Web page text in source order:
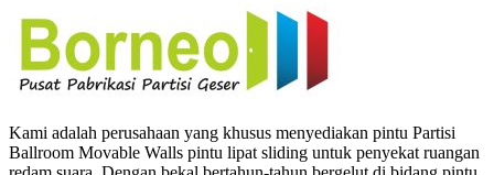
Kami adalah perusahaan yang khusus menyediakan pintu Partisi
Ballroom Movable Walls pintu lipat sliding untuk penyekat ruangan